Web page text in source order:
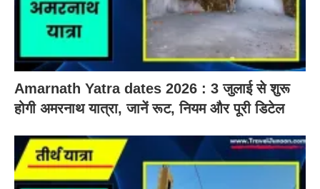
Amarnath Yatra dates 2026 : 3 जुलाई से शुरू
होगी अमरनाथ यात्रा, जानें रूट, नियम और पूरी डिटेल